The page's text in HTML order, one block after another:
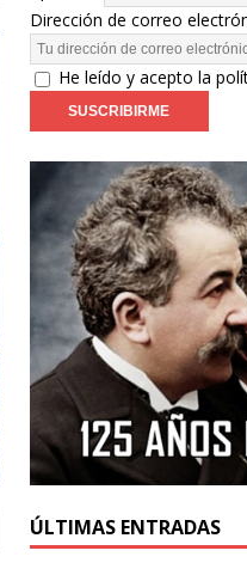
Dirección de correo
He leído y acepto la
ÚLTIMAS ENTRADAS